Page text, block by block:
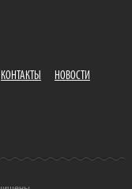
КОНТАКТЫ НОВОСТИ